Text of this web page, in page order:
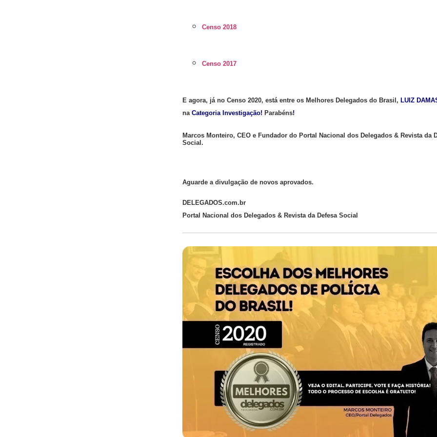
Censo 2018
Censo 2017
E agora, já no Censo 2020, estáentre os Melhores Delegados do Brasil, LUIZ
naCategoria Investigação! Parabéns!
Marcos Monteiro, CEO e Fundador do Portal Nacional dos Delegados & Revista da
Social.
Aguarde a divulgação de novos aprovados.
DELEGADOS.com.br
Portal Nacional dos Delegados & Revista da Defesa Social